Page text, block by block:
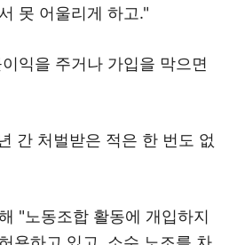
못 어울리게 하고."
익을 주거나 가입을 막으면
간 처벌받은 적은 한 번도 없
"노동조합 활동에 개입하지